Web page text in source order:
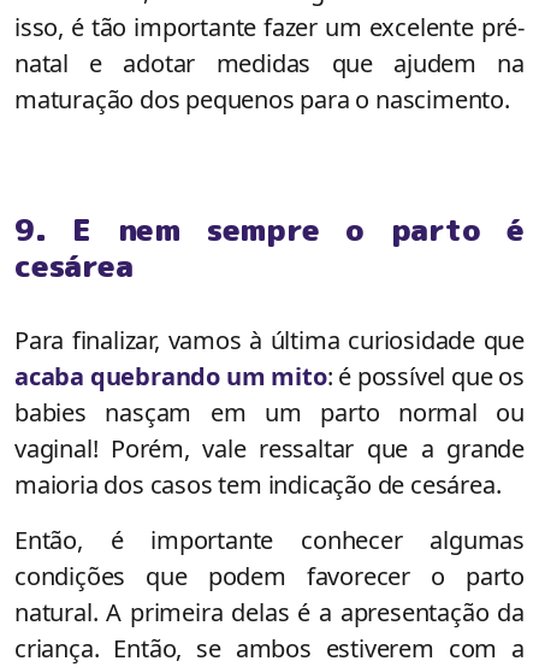
isso, é tão importante fazer um excelente pré-
natal e adotar medidas que ajudem na
maturação dos pequenos para o nascimento.
9. E nem sempre o parto é
cesárea
Para finalizar, vamos à última curiosidade que
acaba quebrando um mito: é possível que os
babies nasçam em um parto normal ou
vaginal! Porém, vale ressaltar que a grande
maioria dos casos tem indicação de cesárea.
Então, é importante conhecer algumas
condições que podem favorecer o parto
natural. A primeira delas é a apresentação da
criança. Então, se ambos estiverem com a